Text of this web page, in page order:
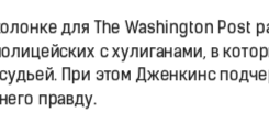
для The Washington Post
с хулиганами, в
При этом Дженкинс
правду.